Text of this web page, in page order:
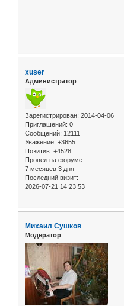
xuser
Администратор
Зарегистрирован: 2014-04-06
Приглашений: 0
Сообщений: 12111
Уважение: +3655
Позитив: +4528
Провел на форуме:
7 месяцев 3 дня
Последний визит:
2026-07-21 14:23:53
Михаил Сушков
Модератор